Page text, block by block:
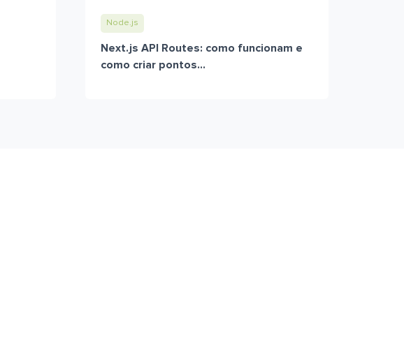
Node.js
Next.js API Routes: como funcionam e
como criar pontos...